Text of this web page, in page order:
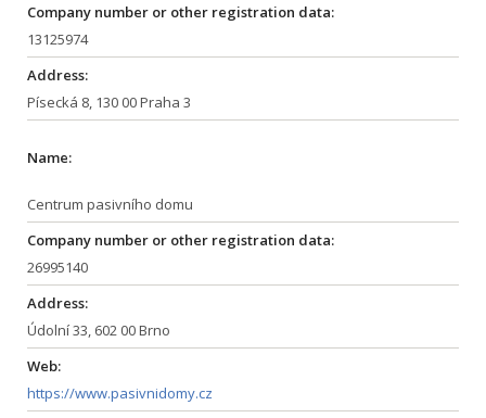
Company number or other registration data:
13125974
Address:
Písecká 8, 130 00 Praha 3
Name:
Centrum pasivního domu
Company number or other registration data:
26995140
Address:
Údolní 33, 602 00 Brno
Web:
https://www.pasivnidomy.cz